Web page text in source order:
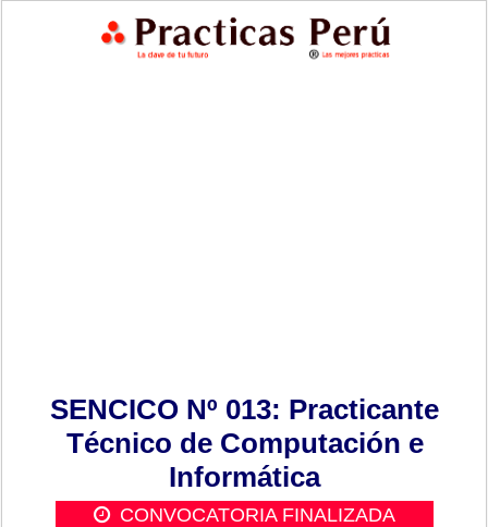
SENCICO Nº 013: Practicante
Técnico de Computación e
Informática
CONVOCATORIA FINALIZADA